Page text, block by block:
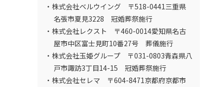
・株式会社ベルウイング 〒518-0441三重県
名張市夏見3228 冠婚葬祭施行
・株式会社レクスト 〒460-0014愛知県名古
屋市中区富士見町10番27号 葬儀施行
・株式会社玉姫グループ 〒031-0803青森県八
戸市諏訪3丁目14-15 冠婚葬祭施行
・株式会社セレマ 〒604-8471京都府京都市